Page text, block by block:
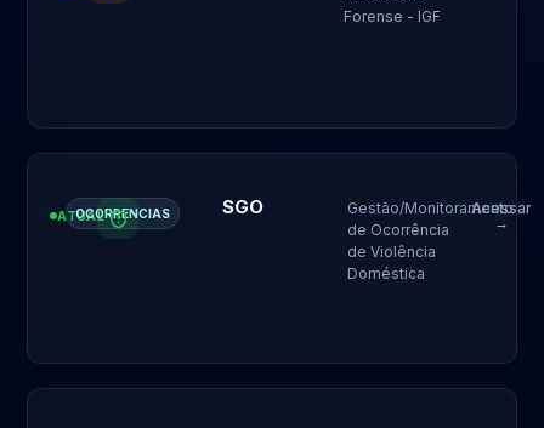
Forense - IGF
ATUAL
OCORRENCIAS SGO
Gestão/Monitoramento
de Ocorrência
de Violência
Doméstica
Acessar
→